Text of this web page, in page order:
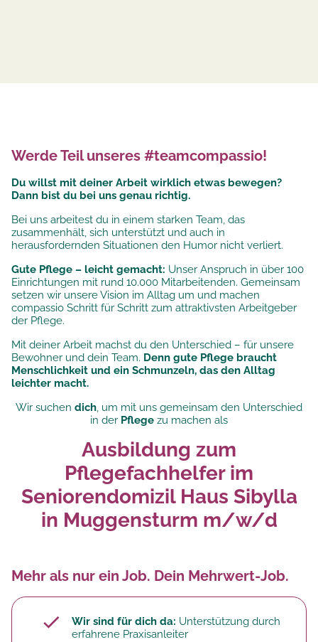
Werde Teil unseres #teamcompassio!
Du willst mit deiner Arbeit wirklich etwas bewegen?
Dann bist du bei uns genau richtig.
Bei uns arbeitest du in einem starken Team, das
zusammenhält, sich unterstützt und auch in
herausfordernden Situationen den Humor nicht verliert.
Gute Pflege – leicht gemacht: Unser Anspruch in über 100
Einrichtungen mit rund 10.000 Mitarbeitenden. Gemeinsam
setzen wir unsereVision im Alltag um und machen
compassio Schritt für Schritt zum attraktivsten Arbeitgeber
der Pflege.
Mit deiner Arbeit machst du den Unterschied – für unsere
Bewohner und dein Team. Denn gute Pflege braucht
Menschlichkeit und ein Schmunzeln, das den Alltag
leichter macht.
Wir suchen dich, um mit uns gemeinsam den Unterschied
in der Pflege zu machen als
Ausbildung zum
Pflegefachhelfer im
Seniorendomizil Haus Sibylla
in Muggensturm m/w/d
Mehr als nur ein Job. Dein Mehrwert-Job.
Wir sind für dich da: Unterstützung durch
erfahrene Praxisanleiter